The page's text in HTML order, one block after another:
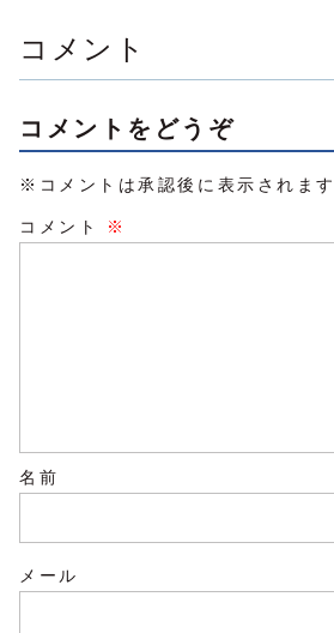
コメント
コメントをどうぞ
※コメントは承認後に表示されます
コメント ※
名前
メール